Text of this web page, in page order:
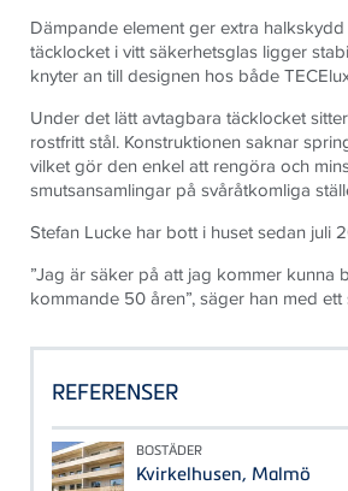
Dämpande element ger extra
täcklocket i vitt säkerhetsglas ligger
knyter an till designen hos både
Under det lätt avtagbara täcklocket
rostfritt stål. Konstruktionen saknar
vilket gör den enkel att rengöra och
smutsansamlingar på svåråtkomliga
Stefan Lucke har bott i huset sedan juli
”Jag är säker på att jag kommer kunna
kommande 50 åren”, säger han med ett
REFERENSER
BOSTÄDER
Kvirkelhusen, Malmö